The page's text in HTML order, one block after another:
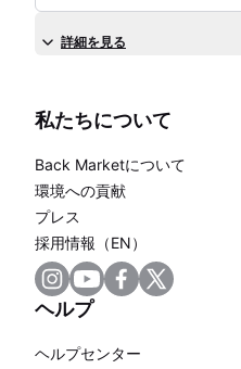
詳細を見る
私たちについて
Back Marketについて
環境への貢献
プレス
採用情報（EN）
ヘルプ
ヘルプセンター